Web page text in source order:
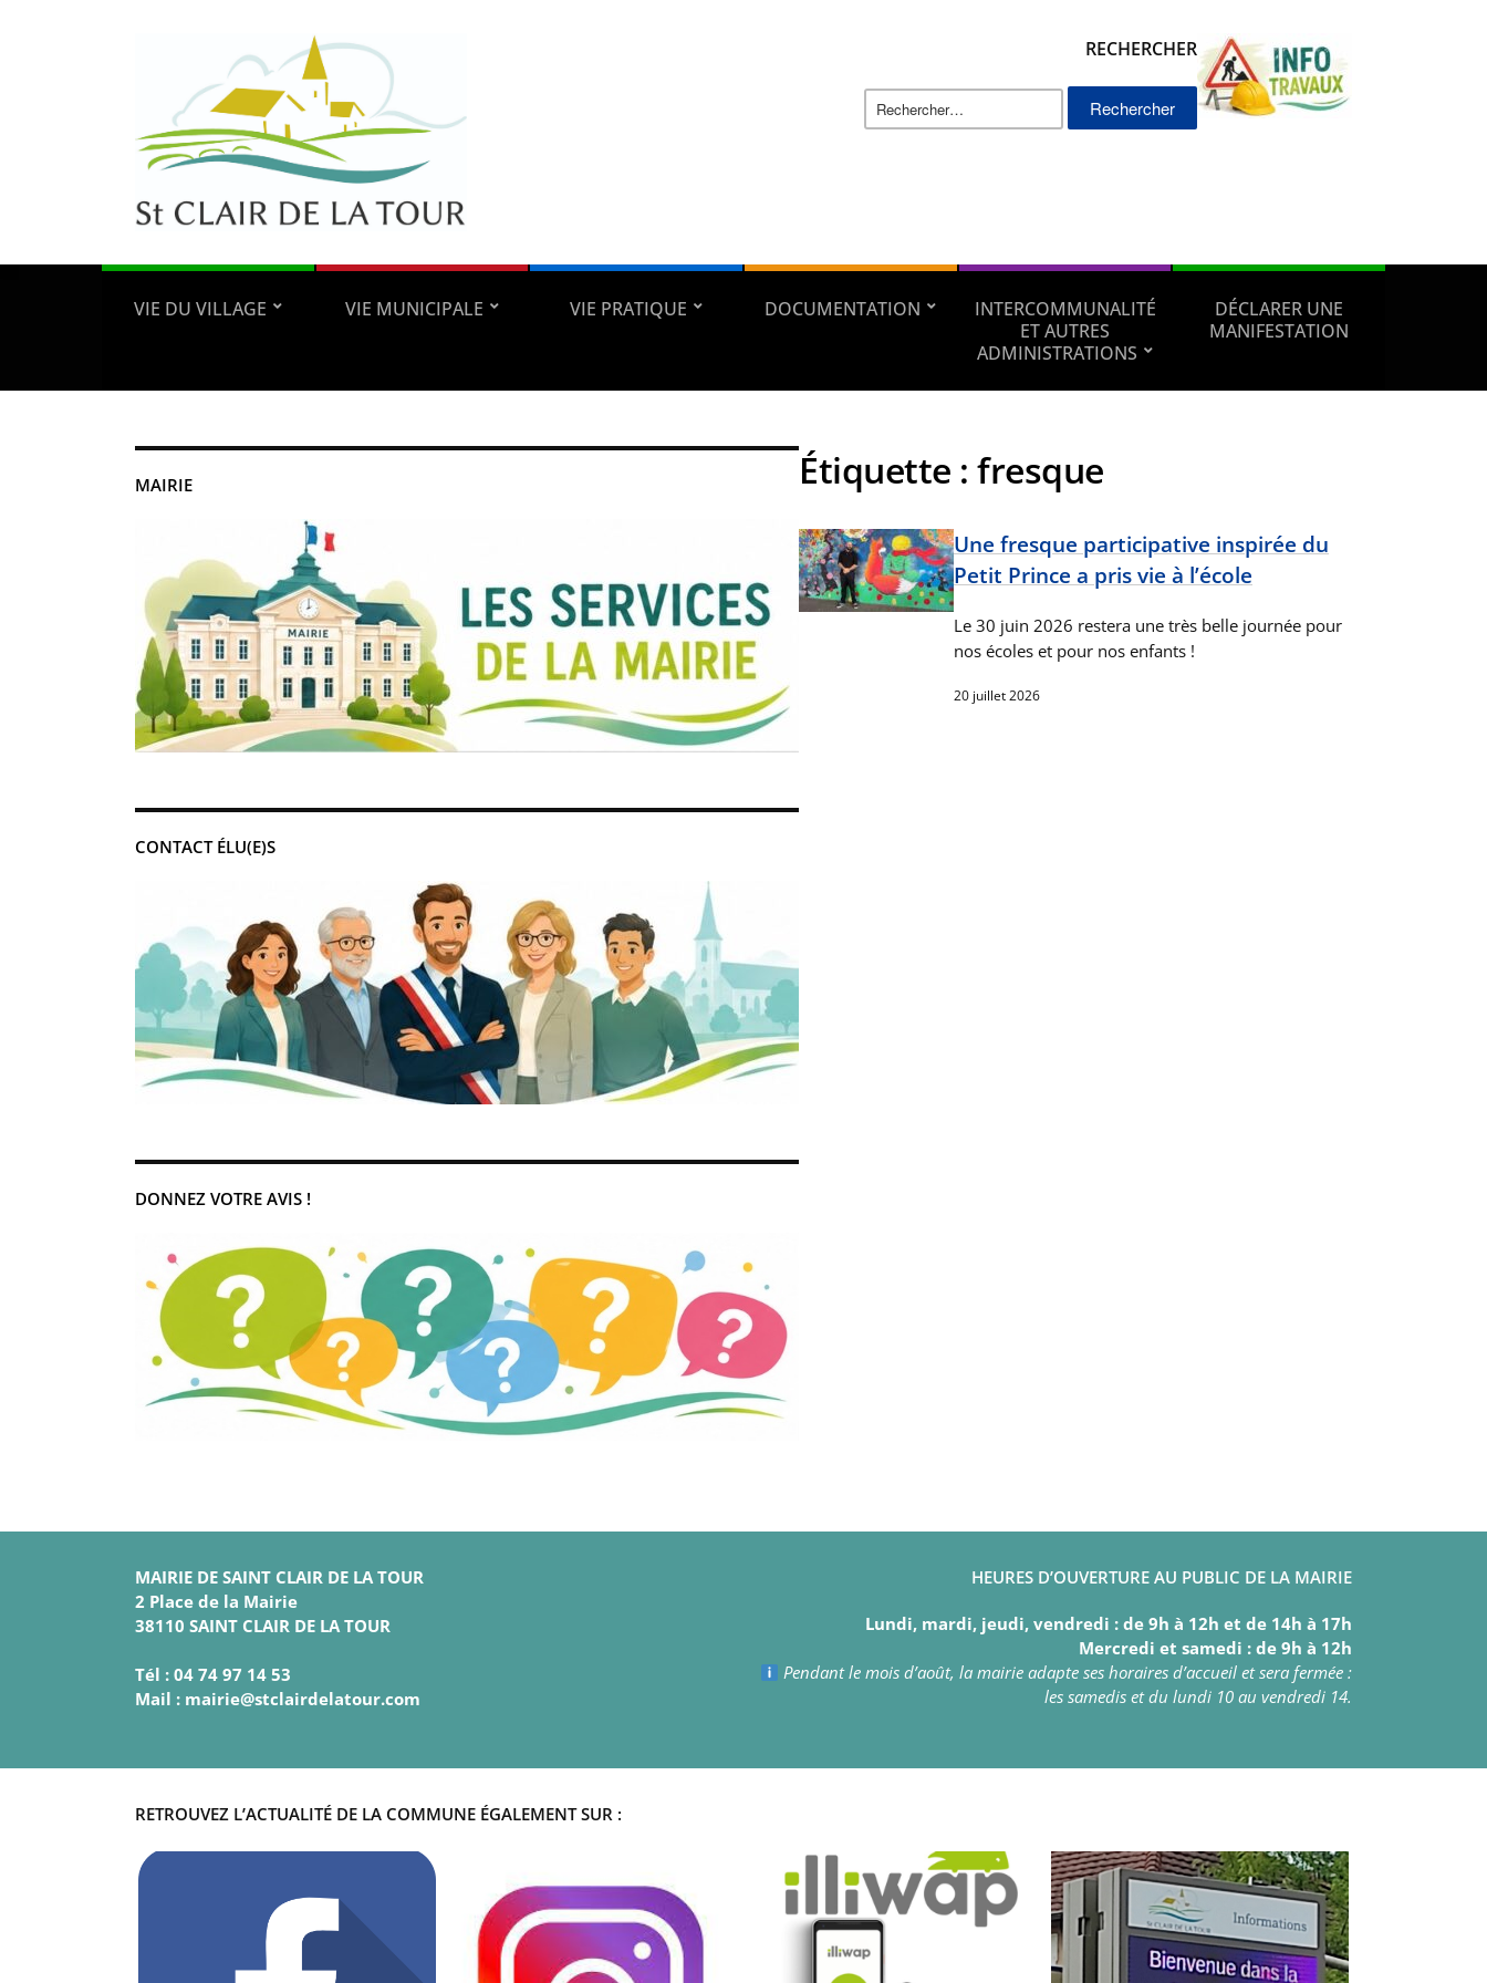
RECHERCHER
Rechercher :
VIE DU VILLAGE VIE MUNICIPALE VIE PRATIQUE DOCUMENTATION
INTERCOMMUNALITÉ
ET AUTRES
ADMINISTRATIONS
DÉCLARER UNE
MANIFESTATION
MAIRIE
CONTACT ÉLU(E)S
DONNEZ VOTRE AVIS !
Étiquette : fresque
Une fresque participative inspirée du
Petit Prince a pris vie à l’école
Le 30 juin 2026 restera une très belle journée pour
nos écoles et pour nos enfants !
20 juillet 2026
MAIRIE DE SAINT CLAIR DE LA TOUR
2 Place de la Mairie
38110 SAINT CLAIR DE LA TOUR
Tél : 04 74 97 14 53
Mail : mairie@stclairdelatour.com
HEURES D’OUVERTURE AU PUBLIC DE LA MAIRIE
Lundi, mardi, jeudi, vendredi : de 9h à 12h et de 14h à 17h
Mercredi et samedi : de 9h à 12h
Pendant le mois d’août, la mairie adapte ses horaires d’accueil et sera fermée :
les samedis et du lundi 10 au vendredi 14.
RETROUVEZ L’ACTUALITÉ DE LA COMMUNE ÉGALEMENT SUR :